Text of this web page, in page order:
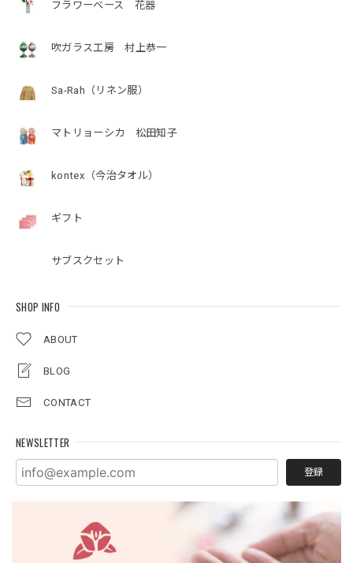
フラワーベース 花器
吹ガラス工房 村上恭一
Sa-Rah（リネン服）
マトリョーシカ 松田知子
kontex（今治タオル）
ギフト
サブスクセット
SHOP INFO
ABOUT
BLOG
CONTACT
NEWSLETTER
登録